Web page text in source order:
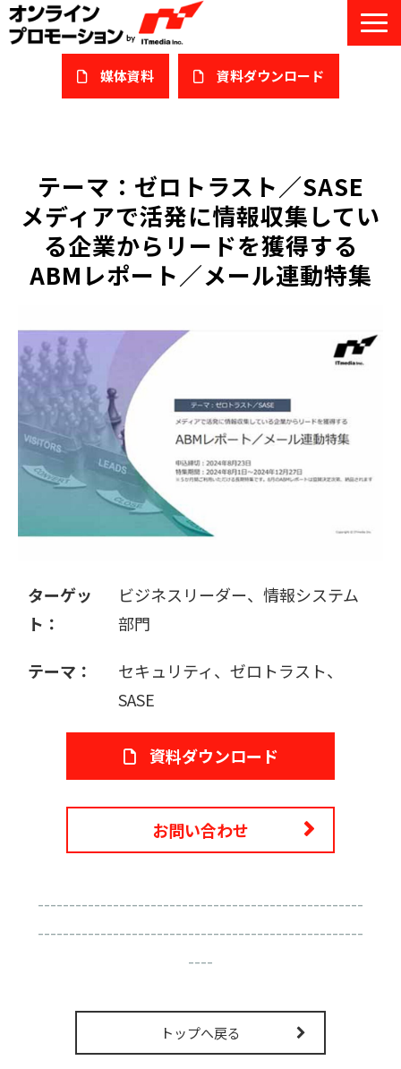
媒体資料 ​資料ダウンロード
私たちについて
サービスガイド/お役立ち資料
課題/ターゲット別で探す
導入事例
セミナー情報/ブログ
販売パートナー募集
テーマ：ゼロトラスト／SASE
メディアで活発に情報収集してい
る企業からリードを獲得する
ABMレポート／メール連動特集
ターゲッ
ト：
ビジネスリーダー、情報システム
部門
テーマ：
セキュリティ、ゼロトラスト、
SASE
資料ダウンロード
お問い合わせ
----------------------------------------------------
----------------------------------------------------
----
トップへ戻る